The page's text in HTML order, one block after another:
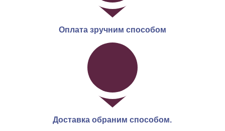
Оплата зручним способом
Доставка обраним способом.